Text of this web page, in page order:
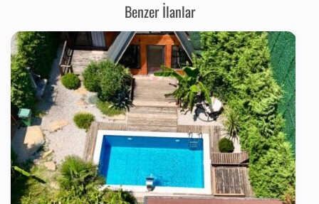
🍔🥤 PAKET SERVİSİ SEÇENEĞİ KULLANILABİLİR.
📍 ŞEHİR MERKEZİNE 3 KM, SAPANCA GÖL KENARINA 50 M
MESAFEDEDİR.
🕤 GİRİŞ SAATLERİMİZ: 14:00
🕤 ÇIKIŞ SAATLERİMİZ: 11:30
✨ SICAK HAVUZLARIMIZ KIŞIN AKTİF OLMAKTADIR.
Benzer İlanlar